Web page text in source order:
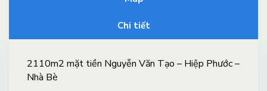
Chi tiết
2110m2 mặt tiền Nguyễn Văn Tạo – Hiệp Phước –
Nhà Bè